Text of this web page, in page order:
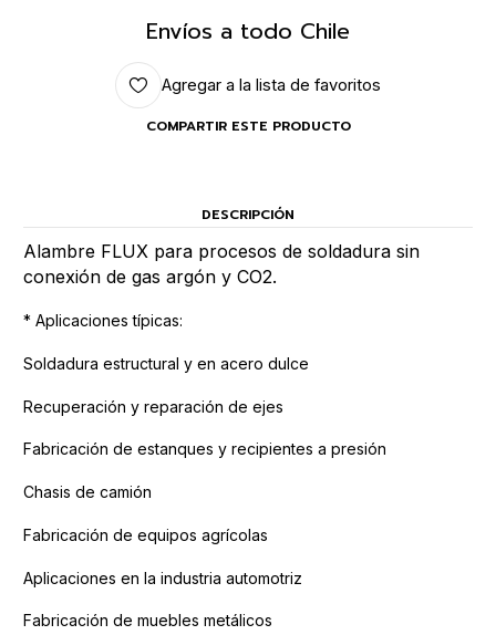
Envíos a todo Chile
Agregar a la lista de favoritos
COMPARTIR ESTE PRODUCTO
DESCRIPCIÓN
Alambre FLUX para procesos de soldadura sin
conexión de gas argón y CO2.
* Aplicaciones típicas:
Soldadura estructural y en acero dulce
Recuperación y reparación de ejes
Fabricación de estanques y recipientes a presión
Chasis de camión
Fabricación de equipos agrícolas
Aplicaciones en la industria automotriz
Fabricación de muebles metálicos